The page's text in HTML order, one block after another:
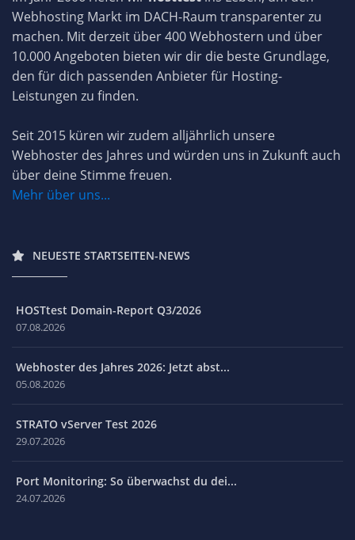
Webhosting Markt im DACH-Raum transparenter zu
machen. Mit derzeit über 400 Webhostern und über
10.000 Angeboten bieten wir dir die beste Grundlage,
den für dich passenden Anbieter für Hosting-
Leistungen zu finden.
Seit 2015 küren wir zudem alljährlich unsere
Webhoster des Jahres und würden uns in Zukunft auch
über deine Stimme freuen.
Mehr über uns...
NEUESTE STARTSEITEN-NEWS
HOSTtest Domain-Report Q3/2026
07.08.2026
Webhoster des Jahres 2026: Jetzt abst...
05.08.2026
STRATO vServer Test 2026
29.07.2026
Port Monitoring: So überwachst du dei...
24.07.2026